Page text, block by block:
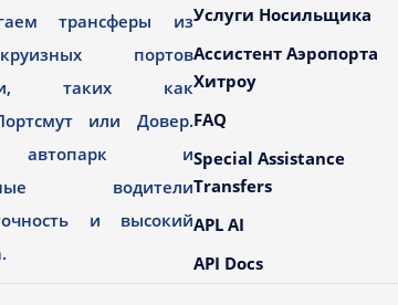
трансферы из
портов
таких как
или Довер.
автопарк и
водители
и высокий
Услуги Носильщика
Ассистент Аэропорта
Хитроу
FAQ
Special Assistance
Transfers
APL AI
API Docs